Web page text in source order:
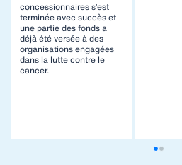
concessionnaires s’est
terminée avec succès et
une partie des fonds a
déjà été versée à des
organisations engagées
dans la lutte contre le
cancer.